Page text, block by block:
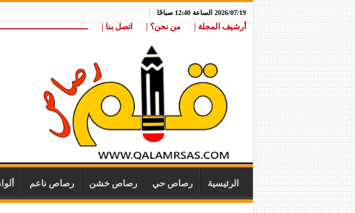
2026/07/19 الساعة 12:40 صباحًا
أرشيف المجلة | من نحن؟ | اتصل بنا |
الرئيسية رصاص حي رصاص خشن رصاص ناعم